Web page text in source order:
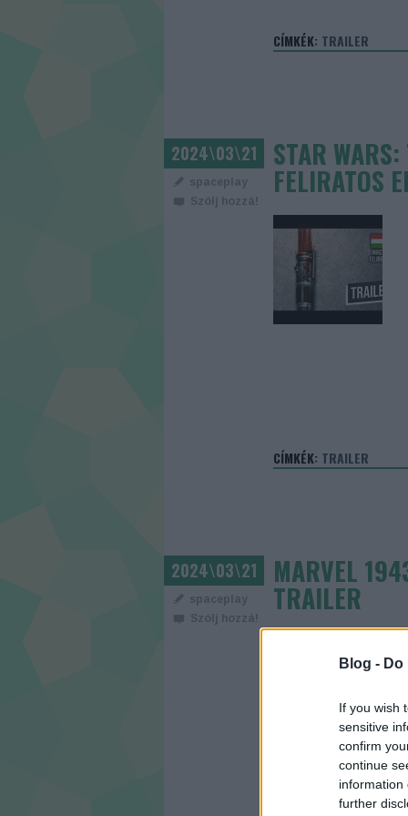
Blog -
If you wish
sensitive
confirm
continue
information
further
CÍMKÉK: TRAILER
2024\03\21
spaceplay
Szólj hozzá!
STAR
FELIRATOS
CÍMKÉK: TRAILER
2024\03\21
spaceplay
Szólj hozzá!
MARVEL
TRAILER